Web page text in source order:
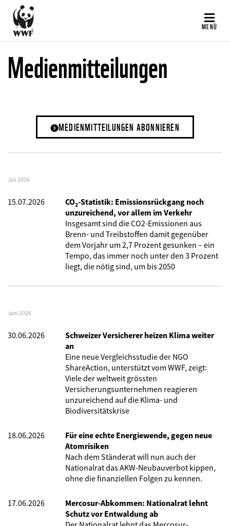
Direkt
zum
Inhalt
MENÜ
Medienmitteilungen
MEDIENMITTEILUNGEN ABONNIEREN
Juli 2026
15.07.2026
CO₂-Statistik: Emissionsrückgang noch
unzureichend, vor allem im Verkehr
Insgesamt sind die CO2-Emissionen aus
Brenn- und Treibstoffen damit gegenüber
dem Vorjahr um 2,7 Prozent gesunken – ein
Tempo, das immer noch unter den 3 Prozent
liegt, die nötig sind, um bis 2050
Juni 2026
30.06.2026
Schweizer Versicherer heizen Klima weiter
an
Eine neue Vergleichsstudie der NGO
ShareAction, unterstützt vom WWF, zeigt:
Viele der weltweit grössten
Versicherungsunternehmen reagieren
unzureichend auf die Klima- und
Biodiversitätskrise
18.06.2026
Für eine echte Energiewende, gegen neue
Atomrisiken
Nach dem Ständerat will nun auch der
Nationalrat das AKW-Neubauverbot kippen,
ohne die finanziellen Folgen zu kennen.
17.06.2026
Mercosur-Abkommen: Nationalrat lehnt
Schutz vor Entwaldung ab